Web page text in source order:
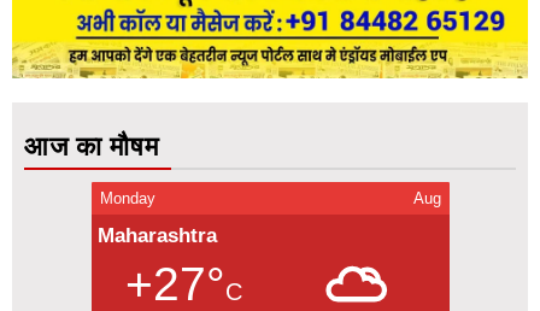
आज का मौषम
Monday Aug
Maharashtra
+27°C